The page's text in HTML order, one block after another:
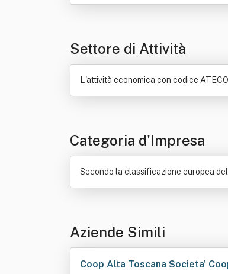
Settore di Attività
L'attività economica con codice
Categoria d'Impresa
Secondo la classificazione europea
Aziende Simili
Coop Alta Toscana Societa'